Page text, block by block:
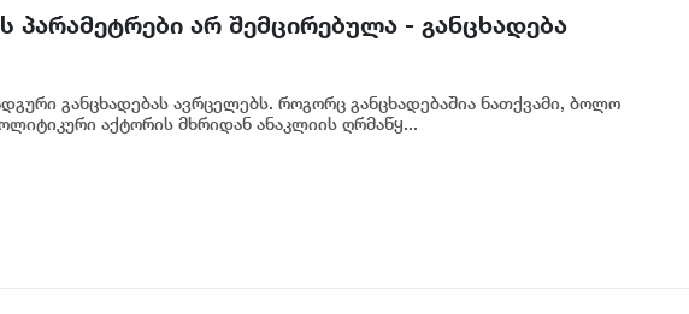
პარამეტრები არ შემცირებულა - განცხადება
განცხადებას ავრცელებს. როგორც განცხადებაშია ნათქვამი, ბოლო
აქტორის მხრიდან ანაკლიის ღრმაწყ...